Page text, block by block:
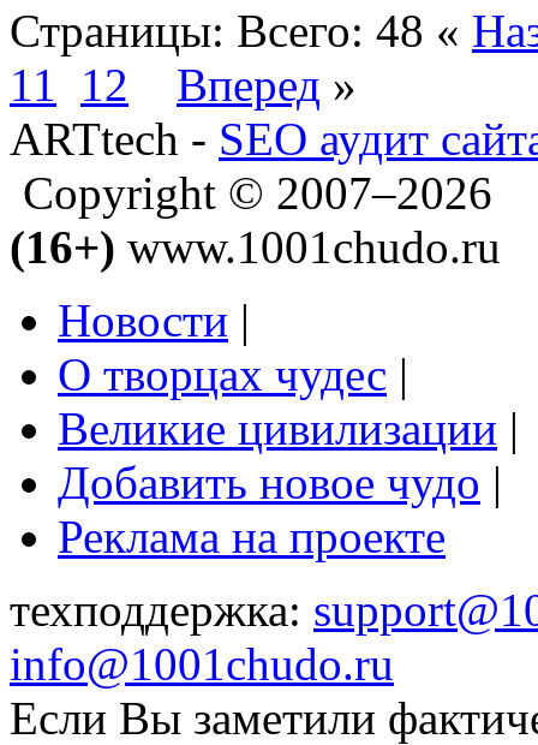
Страницы: Всего: 48 «
11
12 Вперед »
ARTtech - SEO аудит
Copyright © 2007–2026
(16+) www.1001chudo.ru
Новости |
О творцах чудес |
Великие цивилизации |
Добавить новое чудо |
Реклама на проекте
техподдержка:
info@1001chudo.ru
Если Вы заметили